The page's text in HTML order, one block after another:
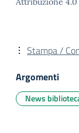
Stampa /
Argomenti
News